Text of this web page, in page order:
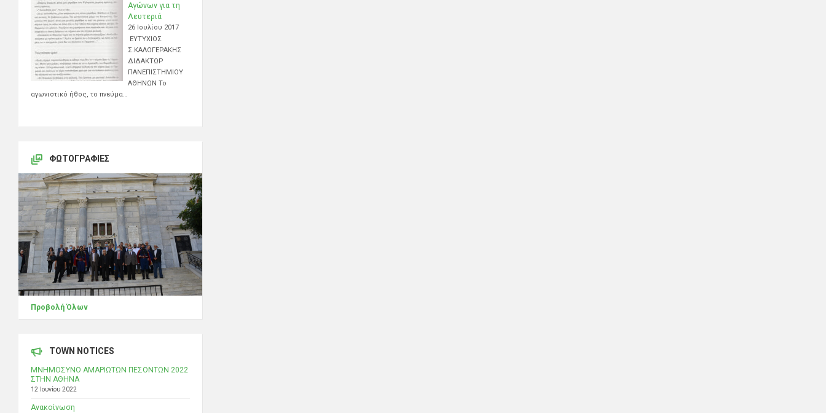
Αγώνων για τη
Λευτεριά
26 Ιουλίου 2017
ΕΥΤΥΧΙΟΣ
Σ.ΚΑΛΟΓΕΡΑΚΗΣ
ΔΙΔΑΚΤΩΡ
ΠΑΝΕΠΙΣΤΗΜΙΟΥ
ΑΘΗΝΩΝ Το
αγωνιστικό ήθος, το πνεύμα…
ΦΩΤΟΓΡΑΦΊΕΣ
Προβολή Όλων
TOWN NOTICES
ΜΝΗΜΟΣΥΝΟ ΑΜΑΡΙΩΤΩΝ ΠΕΣΟΝΤΩΝ 2022
ΣΤΗΝ ΑΘΗΝΑ
12 Ιουνίου 2022
Ανακοίνωση